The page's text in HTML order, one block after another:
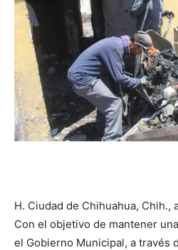
H. Ciudad de Chihuahua, Chih.,
Con el objetivo de mantener
el Gobierno Municipal, a través